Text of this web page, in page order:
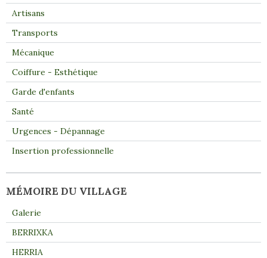
Artisans
Transports
Mécanique
Coiffure - Esthétique
Garde d'enfants
Santé
Urgences - Dépannage
Insertion professionnelle
MÉMOIRE DU VILLAGE
Galerie
BERRIXKA
HERRIA